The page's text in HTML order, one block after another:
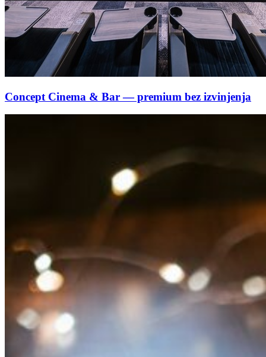
Concept Cinema & Bar — premium bez izvinjenja